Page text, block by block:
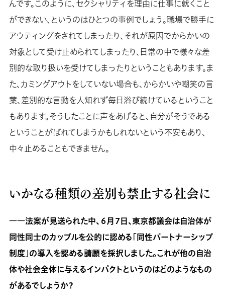
んです。このように、セクシャリティを理由に仕事に就くこと
ができない、というのはひとつの事例でしょう。職場で勝手に
アウティングをされてしまったり、それが原因でからかいの
対象として受け止められてしまったり、日常の中で様々な差
別的な取り扱いを受けてしまったりということもあります。ま
た、カミングアウトをしていない場合も、からかいや嘲笑の言
葉、差別的な言動を人知れず毎日浴び続けているということ
もあります。そうしたことに声をあげると、自分がそうである
ということがばれてしまうかもしれないという不安もあり、
中々止めることもできません。
いかなる種類の差別も禁止する社会に
――法案が見送られた中、６月７日、東京都議会は自治体が
同性同士のカップルを公的に認める「同性パートナーシップ
制度」の導入を認める請願を採択しました。これが他の自治
体や社会全体に与えるインパクトというのはどのようなもの
があるでしょうか？